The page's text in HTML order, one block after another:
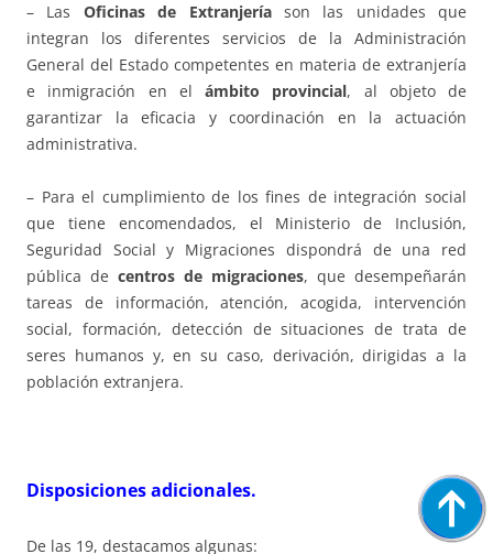
– Las Oficinas de Extranjeríason las unidades que
integran los diferentes servicios de la Administración
General del Estado competentes en materia de extranjería
e inmigración en el ámbito provincial, al objeto de
garantizar la eficacia y coordinación en la actuación
administrativa.
– Para el cumplimiento de los fines de integración social
que tiene encomendados, el Ministerio de Inclusión,
Seguridad Social y Migraciones dispondrá de una red
pública de centros de migraciones, que desempeñarán
tareas de información, atención, acogida, intervención
social, formación, detección de situaciones de trata de
seres humanos y, en su caso, derivación, dirigidas a la
población extranjera.
Disposiciones adicionales.
De las 19, destacamos algunas: